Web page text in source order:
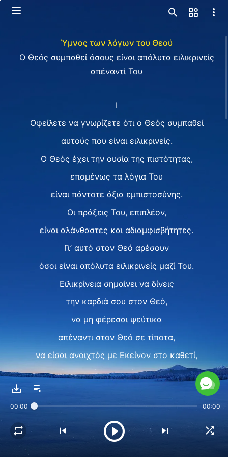
Ύμνος των λόγων του Θεού
Ο Θεός συμπαθεί όσους είναι απόλυτα ειλικρινείς
απέναντί Του
I
Οφείλετε να γνωρίζετε ότι ο Θεός συμπαθεί
αυτούς που είναι ειλικρινείς.
Ο Θεός έχει την ουσία της πιστότητας,
επομένως τα λόγια Του
είναι πάντοτε άξια εμπιστοσύνης.
Οι πράξεις Του, επιπλέον,
είναι αλάνθαστες και αδιαμφισβήτητες.
Γι’ αυτό στον Θεό αρέσουν
όσοι είναι απόλυτα ειλικρινείς μαζί Του.
Ειλικρίνεια σημαίνει να δίνεις
την καρδιά σου στον Θεό,
να μη φέρεσαι ψεύτικα
απέναντι στον Θεό σε τίποτα,
να είσαι ανοιχτός με Εκείνον στο καθετί,
χωρίς να κρύβεις ποτέ τα γεγονότα,
τους ανωτέρους σου
και να κρύψεις πράγματα
από τους κατωτέρους σου
00:00 00:00